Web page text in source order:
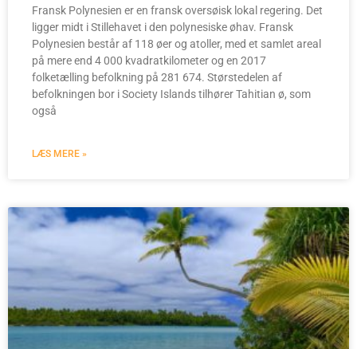
Fransk Polynesien er en fransk oversøisk lokal regering. Det
ligger midt i Stillehavet i den polynesiske øhav. Fransk
Polynesien består af 118 øer og atoller, med et samlet areal
på mere end 4 000 kvadratkilometer og en 2017
folketælling befolkning på 281 674. Størstedelen af
befolkningen bor i Society Islands tilhører Tahitian ø, som
også
LÆS MERE »